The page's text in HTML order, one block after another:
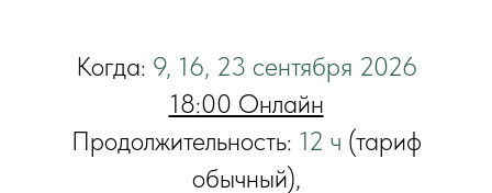
✓
Разборы клинических случаев и виньеток из
практики
Интерактивные обсуждения и
рефлексивные сессии
✓Закрытый формат создаёт безопасность
для глубокой работы
Когда: 9, 16, 23 сентября 2026
18:00 Онлайн
Продолжительность: 12 ч (тариф
обычный),